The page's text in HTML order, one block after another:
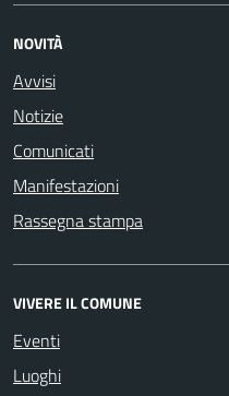
NOVITÀ
Avvisi
Notizie
Comunicati
Manifestazioni
Rassegna stampa
VIVERE IL COMUNE
Eventi
Luoghi